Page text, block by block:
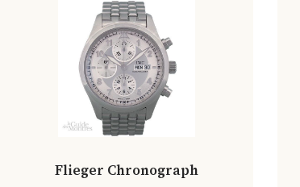
Flieger Chronograph